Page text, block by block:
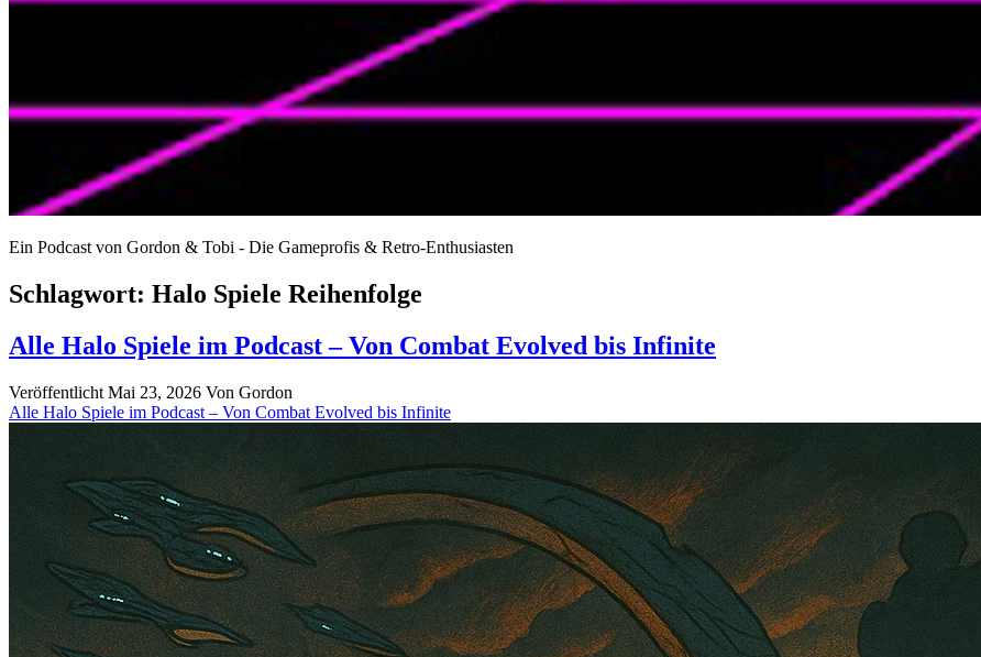
Ein Podcast von Gordon & Tobi - Die Gameprofis & Retro-Enthusiasten
Schlagwort: Halo Spiele Reihenfolge
Alle Halo Spiele im Podcast – Von Combat Evolved bis Infinite
Veröffentlicht Mai 23, 2026 Von Gordon
Alle Halo Spiele im Podcast – Von Combat Evolved bis Infinite